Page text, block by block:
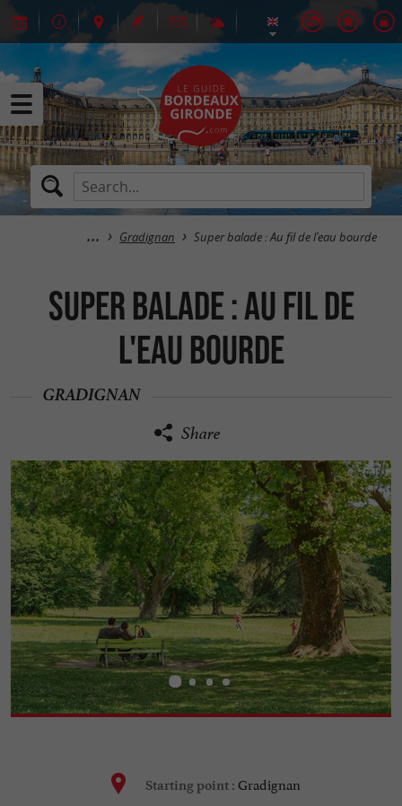
Gradignan Super balade : Au fil de l'eau bourde
Super balade : Au fil de
l'eau bourde
GRADIGNAN
Share
Starting point : Gradignan